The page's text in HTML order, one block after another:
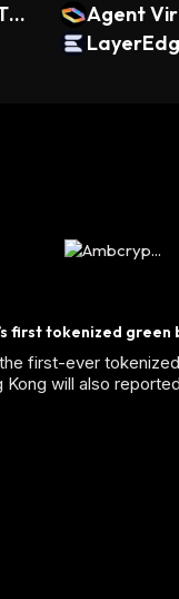
Agent
first tokenized
first-ever
will also